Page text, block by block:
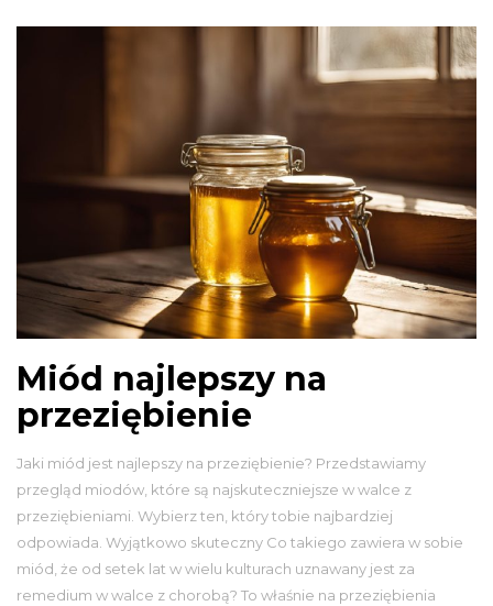
Miód najlepszy na
przeziębienie
Jaki miód jest najlepszy na przeziębienie? Przedstawiamy
przegląd miodów, które są najskuteczniejsze w walce z
przeziębieniami. Wybierz ten, który tobie najbardziej
odpowiada. Wyjątkowo skuteczny Co takiego zawiera w sobie
miód, że od setek lat w wielu kulturach uznawany jest za
remedium w walce z chorobą? To właśnie na przeziębienia